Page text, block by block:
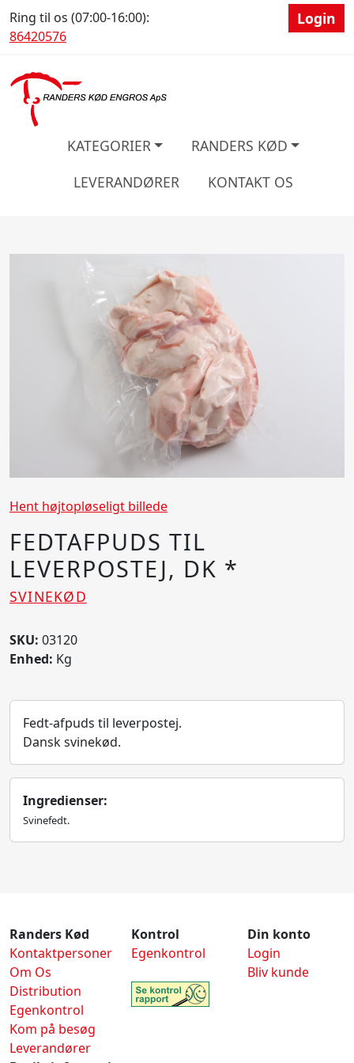
Ring til os (07:00-16:00):
86420576
Login
KATEGORIER
RANDERS KØD
LEVERANDØRER
KONTAKT OS
Hent højtopløseligt billede
FEDTAFPUDS TIL
LEVERPOSTEJ, DK *
SVINEKØD
SKU: 03120
Enhed: Kg
Fedt-afpuds til leverpostej.
Dansk svinekød.
Ingredienser:
Svinefedt.
Randers Kød
Kontaktpersoner
Om Os
Distribution
Egenkontrol
Kom på besøg
Leverandører
Kontrol
Egenkontrol
Din konto
Login
Bliv kunde